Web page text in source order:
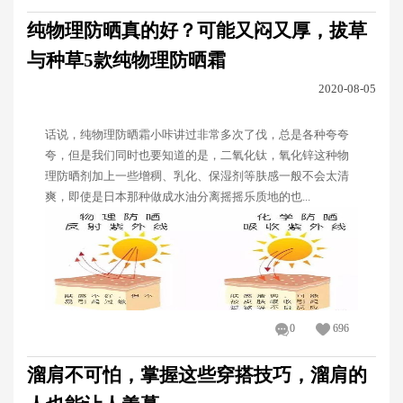
纯物理防晒真的好？可能又闷又厚，拔草
与种草5款纯物理防晒霜
2020-08-05
话说，纯物理防晒霜小咔讲过非常多次了伐，总是各种夸夸
夸，但是我们同时也要知道的是，二氧化钛，氧化锌这种物
理防晒剂加上一些增稠、乳化、保湿剂等肤感一般不会太清
爽，即使是日本那种做成水油分离摇摇乐质地的也...
0 696
溜肩不可怕，掌握这些穿搭技巧，溜肩的